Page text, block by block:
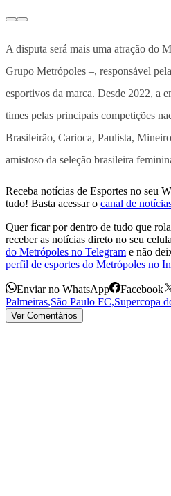
A disputa será mais uma atração do
Grupo Metrópoles –, responsável
esportivos da marca. Desde 2022, a
times pelas principais competições
Brasileirão, Carioca, Paulista,
amistoso da seleção brasileira
Receba notícias de Esportes no seu
tudo! Basta acessar o canal de
Quer ficar por dentro de tudo que
receber as notícias direto no seu
do Metrópoles no Telegram e não
perfil de esportes do Metrópoles no
Enviar no WhatsApp Facebook
Palmeiras,São Paulo FC,Supercopa
Ver Comentários